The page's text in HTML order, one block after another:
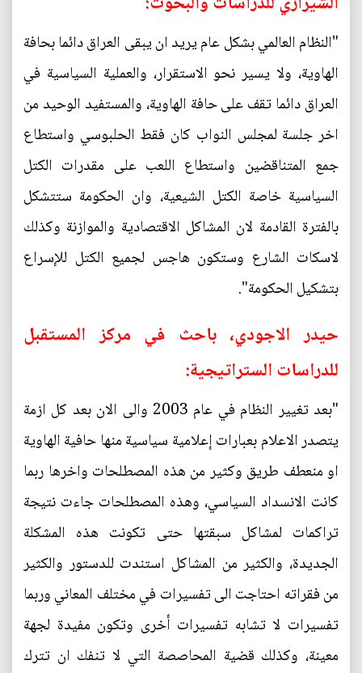
"النظام العالمي بشكل عام يريد ان يبقى العراق دائما بحافة
الهاوية، ولا يسير نحو الاستقرار، والعملية السياسية في
العراق دائما تقف على حافة الهاوية، والمستفيد الوحيد من
اخر جلسة لمجلس النواب كان فقط الحلبوسي واستطاع
جمع المتناقضين واستطاع اللعب على مقدرات الكتل
السياسية خاصة الكتل الشيعية، وان الحكومة ستتشكل
بالفترة القادمة لان المشاكل الاقتصادية والموازنة وكذلك
لاسكات الشارع وستكون هاجس لجميع الكتل للإسراع
بتشكيل الحكومة".
حيدر الاجودي، باحث في مركز المستقبل
للدراسات الستراتيجية:
"بعد تغيير النظام في عام 2003 والى الان بعد كل ازمة
يتصدر الاعلام بعبارات إعلامية سياسية منها حافية الهاوية
او منعطف طريق وكثير من هذه المصطلحات واخرها ربما
كانت الانسداد السياسي، وهذه المصطلحات جاءت نتيجة
تراكمات لمشاكل سبقتها حتى تكونت هذه المشكلة
الجديدة، والكثير من المشاكل استندت للدستور والكثير
من فقراته احتاجت الى تفسيرات في مختلف المعاني وربما
تفسيرات لا تشابه تفسيرات أخرى وتكون مفيدة لجهة
معينة، وكذلك قضية المحاصصة التي لا تنفك ان تترك